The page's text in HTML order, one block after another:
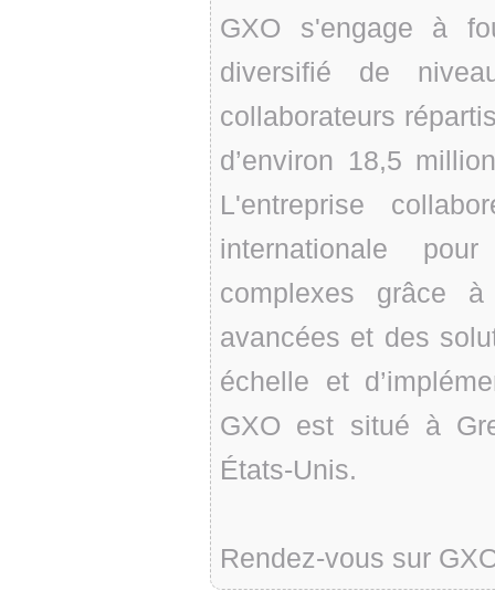
GXO s'engage à
diversifié de
collaborateurs
d’environ 18,5
L'entreprise
internationale
complexes grâce à
avancées et des
échelle et
GXO est situé à
États-Unis.
Rendez-vous sur